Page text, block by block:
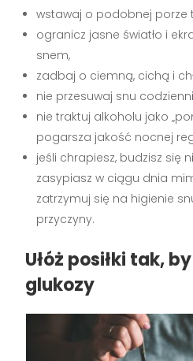
wstawaj o podobnej porze
ogranicz jasne światło i
snem,
zadbaj o ciemną, cichą i
nie przesuwaj snu
nie traktuj alkoholu jako
pogarsza jakość nocnej
jeśli chrapiesz, budzisz się
zasypiasz w ciągu dnia
zatrzymuj się na higienie
przyczyny.
Ułóż posiłki tak,
glukozy